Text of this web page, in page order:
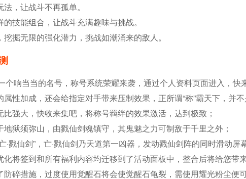
，让战斗不再孤单。
技能组合，让战斗充满趣味与挑战。
掘无限的强化潜力，挑战如潮涌来的敌人。
个响当当的名号，称号系统荣耀来袭，通过个人资料页面进入，快
性加成，还会给指定对手带来压制效果，正所谓“称”霸天下，并不
强大，快收来集吧，将称号羁绊的效果激活，达到极致；
狱须弥山，由戮仙剑魂镇守，其鬼魅之力可制敌于千里之外；
·戮仙剑”，亡·戮仙剑乃天道第一凶器，发动戮仙剑阵的同时滑动屏
将签到和所有福利内容均迁移到了活动面板中，整合后将给您带
碎措施，过度使用觉醒石将会使觉醒石龟裂，需使用耀光粉尘便